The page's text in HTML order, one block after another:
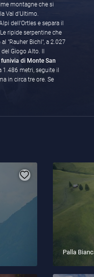
montagne che si
Val d'Ultimo.
dell'Ortles e separa il
ripide serpentine che
"Rauher Bichl", a 2.027
Giogo Alto. Il
funivia di Monte San
1.486 metri, seguite il
in circa tre ore. Se
Palla